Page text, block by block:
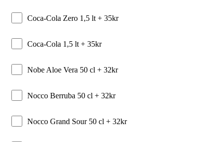
Coca-Cola Zero 1,5 lt + 35kr
Coca-Cola 1,5 lt + 35kr
Nobe Aloe Vera 50 cl + 32kr
Nocco Berruba 50 cl + 32kr
Nocco Grand Sour 50 cl + 32kr